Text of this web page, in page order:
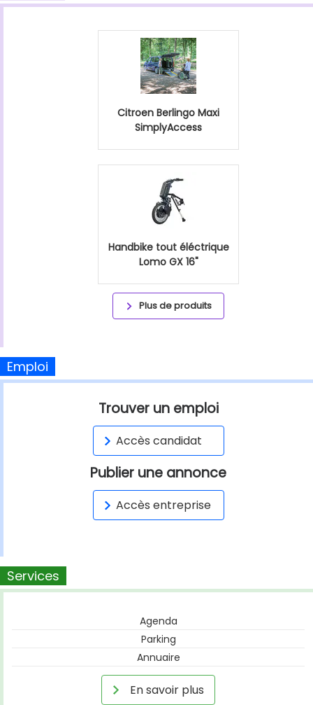
Citroen Berlingo Maxi
SimplyAccess
Handbike tout éléctrique
Lomo GX 16"
Plus de produits
Emploi
Trouver un emploi
Accès candidat
Publier une annonce
Accès entreprise
Services
Agenda
Parking
Annuaire
En savoir plus